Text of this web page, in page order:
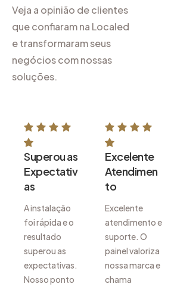
Veja a opinião de clientes
que confiaram na Localed
e transformaram seus
negócios com nossas
soluções.
Superou as
Expectativ
as
A instalação
foi rápida e o
resultado
superou as
expectativas.
Nosso ponto
Excelente
Atendimen
to
Excelente
atendimento e
suporte. O
painel valoriza
nossa marca e
chama